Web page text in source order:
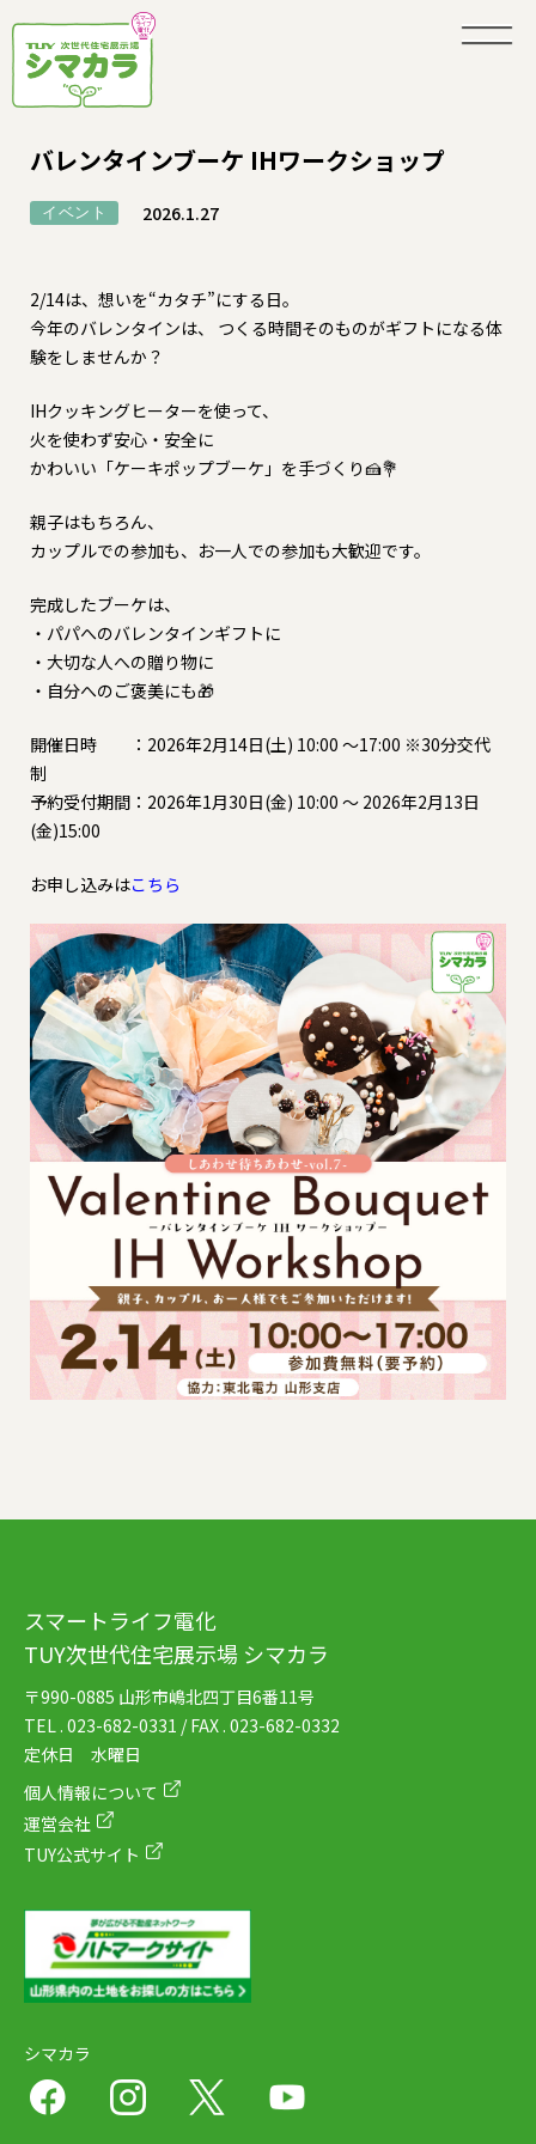
バレンタインブーケ IHワークショップ
イベント 2026.1.27
2/14は、想いを“カタチ”にする日。
今年のバレンタインは、 つくる時間そのものがギフトになる体
験をしませんか？
IHクッキングヒーターを使って、
火を使わず安心・安全に
かわいい「ケーキポップブーケ」を手づくり🍰💐
親子はもちろん、
カップルでの参加も、お一人での参加も大歓迎です。
完成したブーケは、
・パパへのバレンタインギフトに
・大切な人への贈り物に
・自分へのご褒美にも🎁
開催日時 ：2026年2月14日(土) 10:00 ～17:00 ※30分交代
制
予約受付期間：2026年1月30日(金) 10:00 ～ 2026年2月13日
(金)15:00
お申し込みはこちら
スマートライフ電化
TUY次世代住宅展示場 シマカラ
〒990-0885 山形市嶋北四丁目6番11号
TEL . 023-682-0331 / FAX . 023-682-0332
定休日 水曜日
個人情報について
運営会社
TUY公式サイト
シマカラ